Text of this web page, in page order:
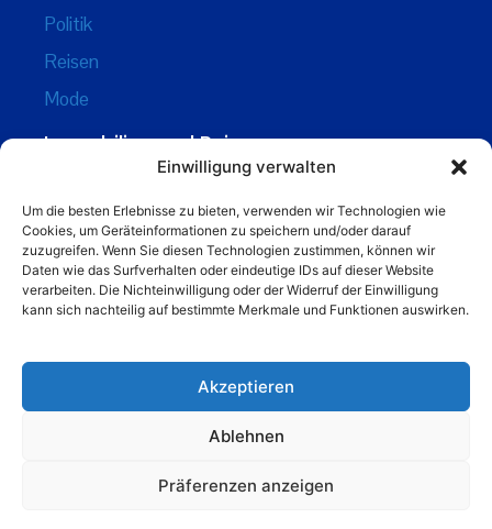
Einwilligung verwalten
Um die besten Erlebnisse zu bieten, verwenden wir Technologien wie
Cookies, um Geräteinformationen zu speichern und/oder darauf
zuzugreifen. Wenn Sie diesen Technologien zustimmen, können wir
Daten wie das Surfverhalten oder eindeutige IDs auf dieser Website
verarbeiten. Die Nichteinwilligung oder der Widerruf der Einwilligung
kann sich nachteilig auf bestimmte Merkmale und Funktionen auswirken.
Akzeptieren
Ablehnen
Präferenzen anzeigen
Politik
Reisen
Mode
Immobilien und Reisen
Ferienunterkünfte
Yachten und Boote
Ausflüge
Datenschutz